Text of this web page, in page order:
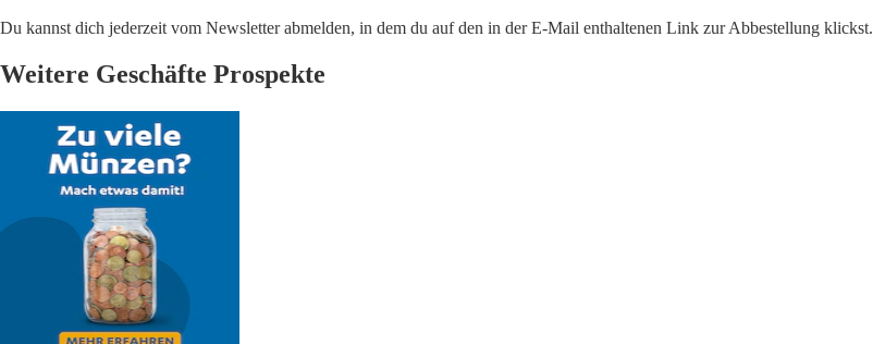
Du kannst dich jederzeit vom Newsletter abmelden, in dem du auf den in der E-Mail enthaltenen Link zur Abbestellung klickst.
Weitere Geschäfte Prospekte